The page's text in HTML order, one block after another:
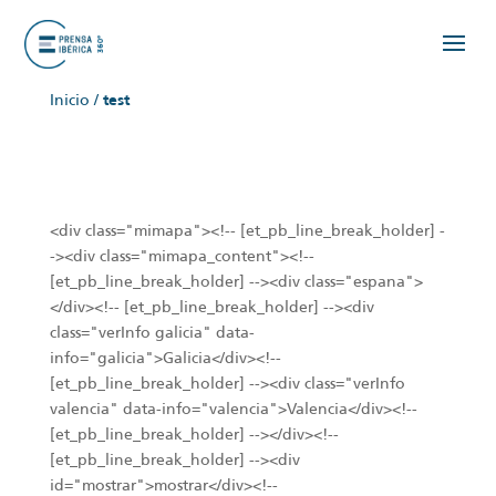
Inicio / test
<div class="mimapa"><!-- [et_pb_line_break_holder] -
-><div class="mimapa_content"><!--
[et_pb_line_break_holder] --><div class="espana">
</div><!-- [et_pb_line_break_holder] --><div
class="verInfo galicia" data-
info="galicia">Galicia</div><!--
[et_pb_line_break_holder] --><div class="verInfo
valencia" data-info="valencia">Valencia</div><!--
[et_pb_line_break_holder] --></div><!--
[et_pb_line_break_holder] --><div
id="mostrar">mostrar</div><!--